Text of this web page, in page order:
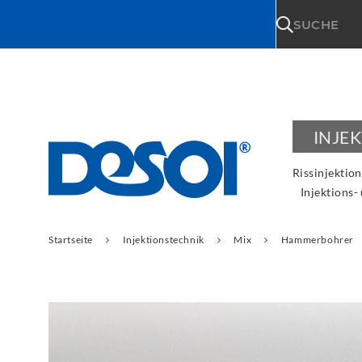
SUCHE
Rissinjektion
Injektions-
Startseite Injektionstechnik Mix Hammerbohrer